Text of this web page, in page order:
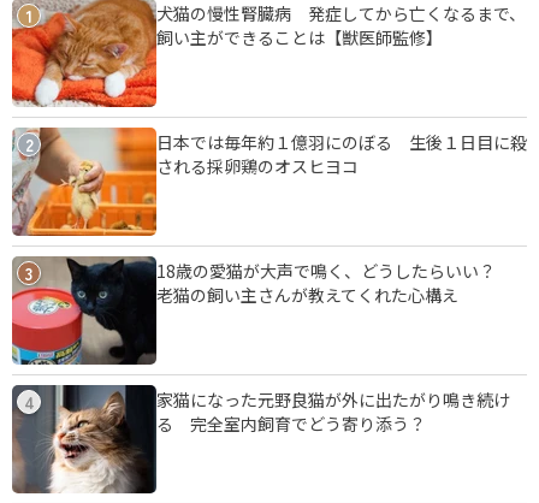
1
犬猫の慢性腎臓病 発症してから亡くなるまで、
飼い主ができることは【獣医師監修】
2
日本では毎年約１億羽にのぼる 生後１日目に殺
される採卵鶏のオスヒヨコ
3
18歳の愛猫が大声で鳴く、どうしたらいい？
老猫の飼い主さんが教えてくれた心構え
4
家猫になった元野良猫が外に出たがり鳴き続け
る 完全室内飼育でどう寄り添う？